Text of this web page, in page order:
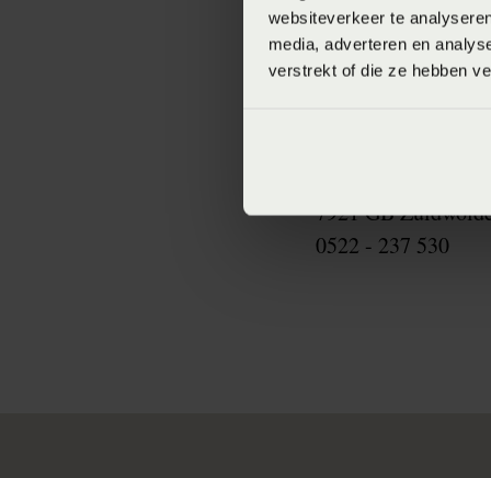
websiteverkeer te
media, adverteren en
verstrekt of die ze hebben
7981 EM Diever
0521 - 593 484
7921 GB
0522 - 237 530